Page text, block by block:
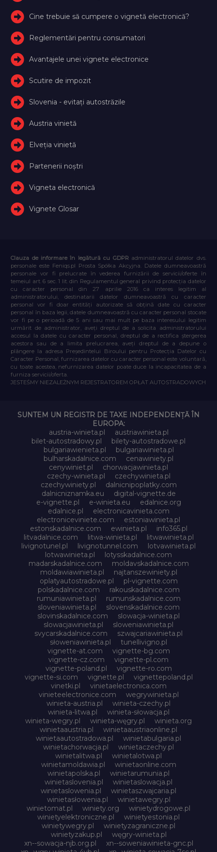
Cine trebuie să cumpere o vignetă electronică?
Reglementări pentru consumatori
Avantajele unei vignete electronice
Scutire de impozit
Slovenia - evitați autostrăzile
Austria vinietă
Elveţia vinietă
Partenerii noștri
Vigneta electronică
Vignete Glosar
Clauza de informare în legătură cu GDPR administratorul datelor dvs.
personale este Feniqs.pl Prosta Spółka Akcyjna. Datele dumneavoastră
personale vor fi prelucrate în vederea furnizării de servicii/oferte în
temeiul art. 6 sec. 1 lit. din Regulamentul general privind protecția datelor
cu caracter personal din 27 aprilie 2016 ca interes legitim al
administratorului, destinatarii datelor dumneavoastră cu caracter
personal vor fi doar entități autorizate să obțină date cu caracter
personal în baza legii, datele dumneavoastră cu caracter personal stocate
vor fi pe o perioadă de 5 ani sau mai mult pe baza interesului legitim
urmărit de administrator, aveți dreptul de a solicita administratorului
accesul la datele cu caracter personal, dreptul de a rectifica ștergerea
acestora sau de a limita prelucrarea, aveți dreptul de a depune o
plângere la adresa Președintelui Biroului pentru Protecția Datelor cu
Caracter Personal, furnizarea datelor cu caracter personal este voluntară,
cu toate acestea, nefurnizarea datelor poate duce la incapacitatea de a
furniza servicii/oferta.
JESTEŚMY NIEZALEŻNYM REJESTRATOREM OPŁAT AUTOSTRADOWYCH
SUNTEM UN REGISTR DE TAXE INDEPENDENȚĂ ÎN
EUROPA:
austria-winieta.pl
austriawinieta.pl
bilet-autostradowy.pl
bilety-autostradowe.pl
bulgariawienieta.pl
bulgariawinieta.pl
bulharskadalnice.com
cenawiniety.pl
cenywiniet.pl
chorwacjawinieta.pl
czechy-winieta.pl
czechywinieta.pl
czechywiniety.pl
dalnicnipoplatky.com
dalnicniznamka.eu
digital-vignette.de
e-vignette.pl
e-winieta.eu
edalnice.org
edalnice.pl
electronicavinieta.com
electroniceviniete.com
estoniawinieta.pl
estonskadalnice.com
ewinieta.pl
info365.pl
litvadalnice.com
litwa-winieta.pl
litwawinieta.pl
livignotunel.pl
livignotunnel.com
lotvawinieta.pl
lotwawinieta.pl
lotysskadalnice.com
madarskadalnice.com
moldavskadalnice.com
moldawiawinieta.pl
najtanszewiniety.pl
oplatyautostradowe.pl
pl-vignette.com
polskadalnice.com
rakouskadalnice.com
rumuniawinieta.pl
rumunskadalnice.com
sloveniawinieta.pl
slovenskadalnice.com
slovinskadalnice.com
slowacja-winieta.pl
slowacjawinieta.pl
sloweniawinieta.pl
svycarskadalnice.com
szwajcariawinieta.pl
słoweniawinieta.pl
tunellivigno.pl
vignette-at.com
vignette-bg.com
vignette-cz.com
vignette-pl.com
vignette-poland.pl
vignette-ro.com
vignette-si.com
vignette.pl
vignettepoland.pl
vinetki.pl
vinietaelectronica.com
vinieteelectronice.com
wegrywinieta.pl
winieta-austria.pl
winieta-czechy.pl
winieta-litwa.pl
winieta-słowacja.pl
winieta-wegry.pl
winieta-węgry.pl
winieta.org
winietaaustria.pl
winietaaustriaonline.pl
winietaautostradowa.pl
winietabulgaria.pl
winietachorwacja.pl
winietaczechy.pl
winietalitwa.pl
winietalotwa.pl
winietamoldawia.pl
winietaonline.com
winietapolska.pl
winietarumunia.pl
winietaslovenia.pl
winietaslowacja.pl
winietaslowenia.pl
winietaszwajcaria.pl
winietasłowenia.pl
winietawegry.pl
winietomat.pl
winiety.org
winietydrogowe.pl
winietyelektroniczne.pl
winietyestonia.pl
winietywegry.pl
winietyzagraniczne.pl
winietyzakup.pl
węgry-winieta.pl
xn--sowacja-njb.org.pl
xn--soweniawinieta-gnc.pl